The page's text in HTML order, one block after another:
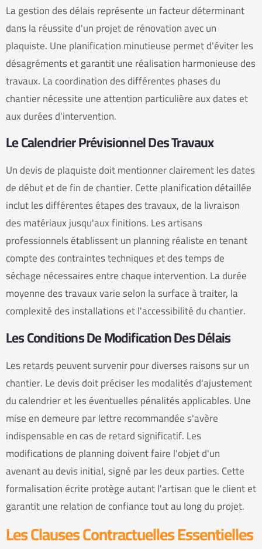
La gestion des délais représente un facteur déterminant
dans la réussite d'un projet de rénovation avec un
plaquiste. Une planification minutieuse permet d'éviter les
désagréments et garantit une réalisation harmonieuse des
travaux. La coordination des différentes phases du
chantier nécessite une attention particulière aux dates et
aux durées d'intervention.
Le Calendrier Prévisionnel Des Travaux
Un devis de plaquiste doit mentionner clairement les dates
de début et de fin de chantier. Cette planification détaillée
inclut les différentes étapes des travaux, de la livraison
des matériaux jusqu'aux finitions. Les artisans
professionnels établissent un planning réaliste en tenant
compte des contraintes techniques et des temps de
séchage nécessaires entre chaque intervention. La durée
moyenne des travaux varie selon la surface à traiter, la
complexité des installations et l'accessibilité du chantier.
Les Conditions De Modification Des Délais
Les retards peuvent survenir pour diverses raisons sur un
chantier. Le devis doit préciser les modalités d'ajustement
du calendrier et les éventuelles pénalités applicables. Une
mise en demeure par lettre recommandée s'avère
indispensable en cas de retard significatif. Les
modifications de planning doivent faire l'objet d'un
avenant au devis initial, signé par les deux parties. Cette
formalisation écrite protège autant l'artisan que le client et
garantit une relation de confiance tout au long du projet.
Les Clauses Contractuelles Essentielles